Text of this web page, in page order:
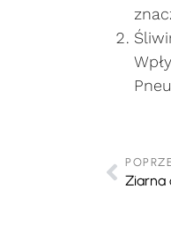
Ziarna